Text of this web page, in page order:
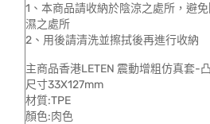
1、本商品請收納於陰涼之處所，避
濕之處所
2、用後請清洗並擦拭後再進行收納
主商品香港LETEN 震動增粗仿真套-
尺寸33X127mm
材質:TPE
顏色:肉色